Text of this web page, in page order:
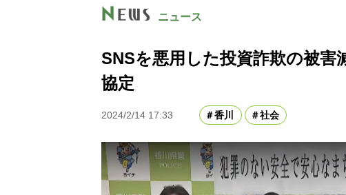
ニュース
SNSを悪用した投資詐欺の被
協定
2024/2/14 17:33 香川 社会